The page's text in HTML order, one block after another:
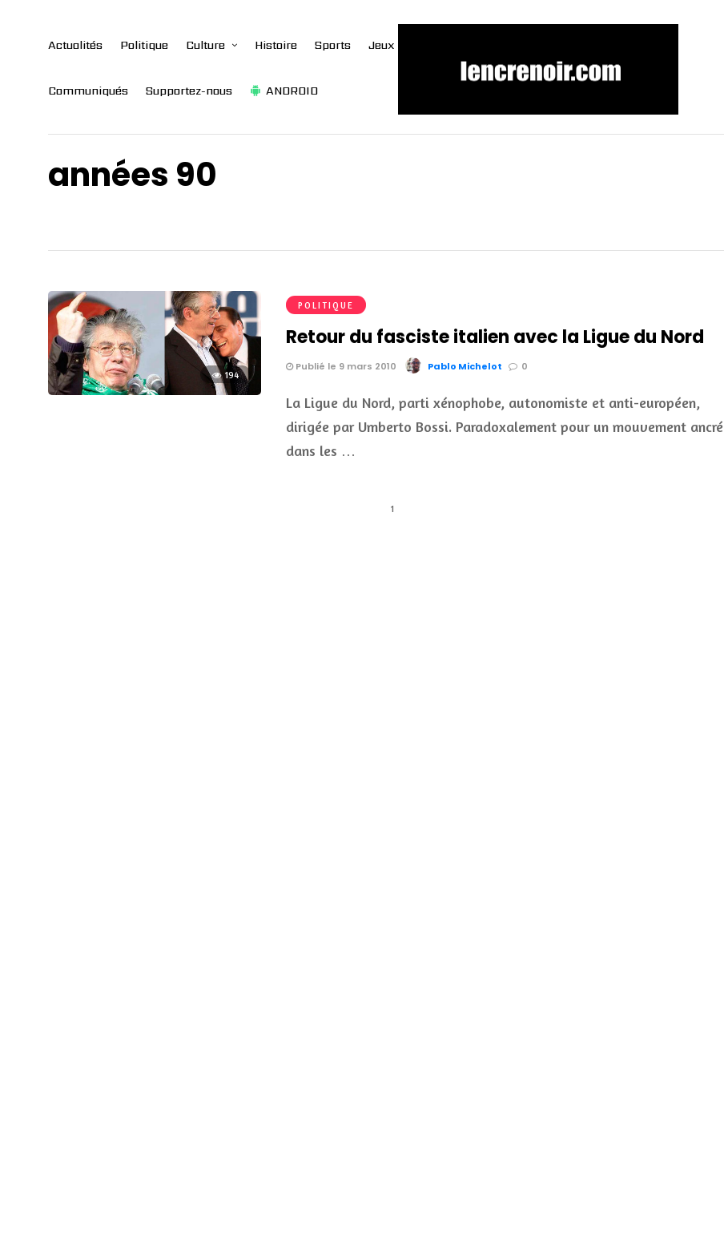
Actualités Politique Culture Histoire Sports Jeux
Communiqués Supportez-nous ANDROID
années 90
194
POLITIQUE
Retour du fasciste italien avec la Ligue du Nord
Publié le 9 mars 2010 Pablo Michelot 0
La Ligue du Nord, parti xénophobe, autonomiste et anti-européen,
dirigée par Umberto Bossi. Paradoxalement pour un mouvement ancré
dans les …
1